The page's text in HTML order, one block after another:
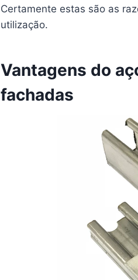
Certamente estas são as
utilização.
Vantagens do
fachadas